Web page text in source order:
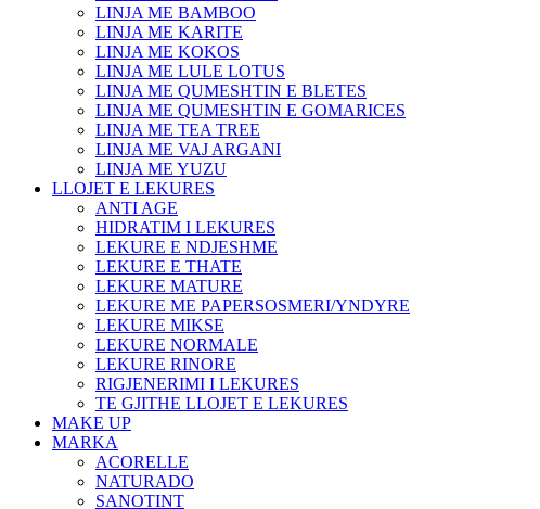
LINJA ME BAMBOO
LINJA ME KARITE
LINJA ME KOKOS
LINJA ME LULE LOTUS
LINJA ME QUMESHTIN E BLETES
LINJA ME QUMESHTIN E GOMARICES
LINJA ME TEA TREE
LINJA ME VAJ ARGANI
LINJA ME YUZU
LLOJET E LEKURES
ANTI AGE
HIDRATIM I LEKURES
LEKURE E NDJESHME
LEKURE E THATE
LEKURE MATURE
LEKURE ME PAPERSOSMERI/YNDYRE
LEKURE MIKSE
LEKURE NORMALE
LEKURE RINORE
RIGJENERIMI I LEKURES
TE GJITHE LLOJET E LEKURES
MAKE UP
MARKA
ACORELLE
NATURADO
SANOTINT